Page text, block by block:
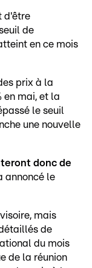
d'être
de
en ce mois
prix à la
en mai, et la
le seuil
une nouvelle
donc de
annoncé le
mais
de
du mois
de la réunion